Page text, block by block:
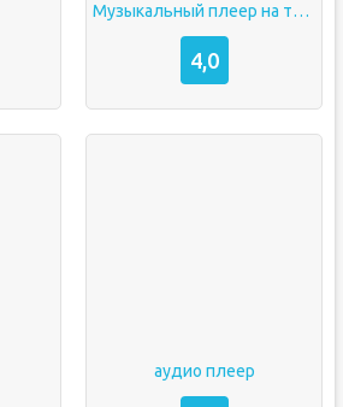
Музыкальный плеер на телефон
4,0
аудио плеер